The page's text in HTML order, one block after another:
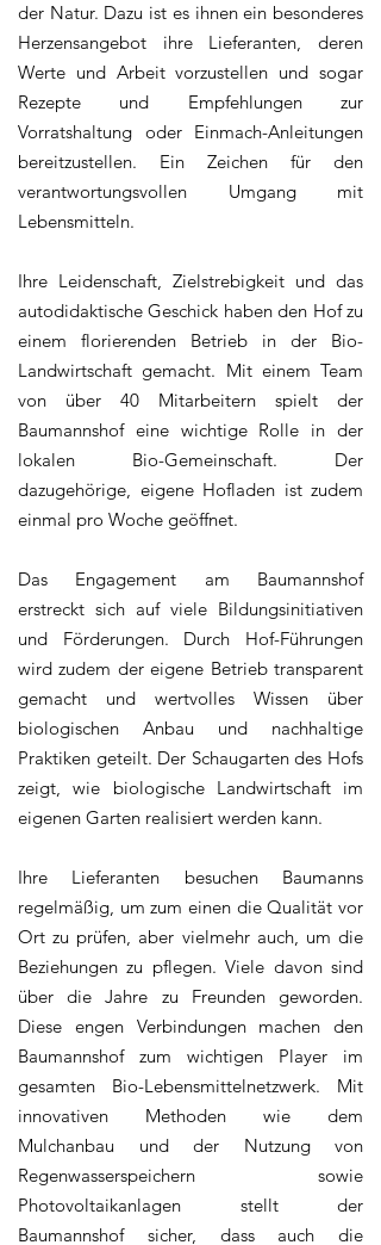
der Natur. Dazu ist es ihnen ein besonderes
Herzensangebot ihre Lieferanten, deren
Werte und Arbeit vorzustellen und sogar
Rezepte und Empfehlungen zur
Vorratshaltung oder Einmach-Anleitungen
bereitzustellen. Ein Zeichen für den
verantwortungsvollen Umgang mit
Lebensmitteln.
Ihre Leidenschaft, Zielstrebigkeit und das
autodidaktische Geschick haben den Hof zu
einem florierenden Betrieb in der Bio-
Landwirtschaft gemacht. Mit einem Team
von über 40 Mitarbeitern spielt der
Baumannshof eine wichtige Rolle in der
lokalen Bio-Gemeinschaft. Der
dazugehörige, eigene Hofladen ist zudem
einmal pro Woche geöffnet.
Das Engagement am Baumannshof
erstreckt sich auf viele Bildungsinitiativen
und Förderungen. Durch Hof-Führungen
wird zudem der eigene Betrieb transparent
gemacht und wertvolles Wissen über
biologischen Anbau und nachhaltige
Praktiken geteilt. Der Schaugarten des Hofs
zeigt, wie biologische Landwirtschaft im
eigenen Garten realisiert werden kann.
Ihre Lieferanten besuchen Baumanns
regelmäßig, um zum einen die Qualität vor
Ort zu prüfen, aber vielmehr auch, um die
Beziehungen zu pflegen. Viele davon sind
über die Jahre zu Freunden geworden.
Diese engen Verbindungen machen den
Baumannshof zum wichtigen Player im
gesamten Bio-Lebensmittelnetzwerk. Mit
innovativen Methoden wie dem
Mulchanbau und der Nutzung von
Regenwasserspeichern sowie
Photovoltaikanlagen stellt der
Baumannshof sicher, dass auch die